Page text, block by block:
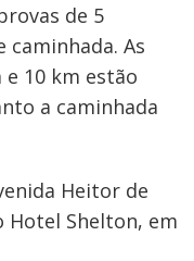
de 5
As
10 km estão
a caminhada
Heitor de
Hotel Shelton, em